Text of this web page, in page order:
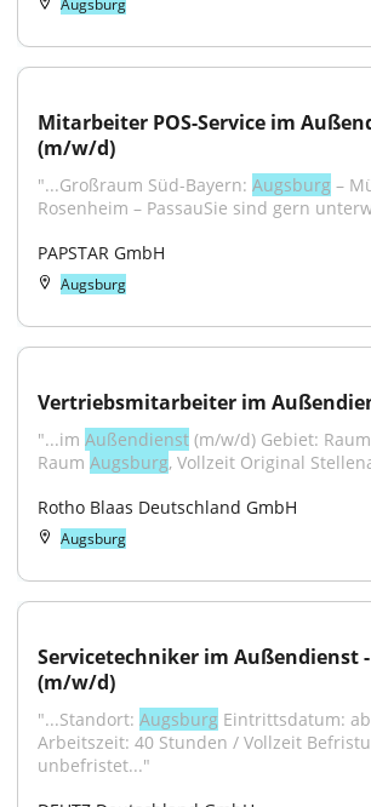
Augsburg
Mitarbeiter POS-Service im
(m/w/d)
"...Großraum Süd-Bayern: Augsburg –
Rosenheim – PassauSie sind gern
PAPSTAR GmbH
Augsburg
Vertriebsmitarbeiter im
"...im Außendienst (m/w/d) Gebiet:
Raum Augsburg, Vollzeit Original
Rotho Blaas Deutschland GmbH
Augsburg
Servicetechniker im Außendienst
(m/w/d)
"...Standort: Augsburg Eintrittsdatum:
Arbeitszeit: 40 Stunden / Vollzeit
unbefristet..."